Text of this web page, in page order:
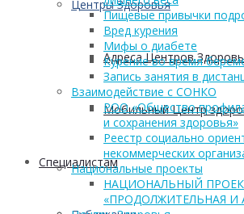
Центры Здоровья
Адреса Центров
Мобильный Центр
Cпециалистам
Пищевые привычки
Вред курения
Мифы о диабете
Курение во время
Запись занятия в
Взаимодействие с СОНКО
РОО «Общество
и сохранения здоровья»
Реестр социально
некоммерческих
Национальные проекты
НАЦИОНАЛЬНЫЙ
«ПРОДОЛЖИТЕЛЬНАЯ И